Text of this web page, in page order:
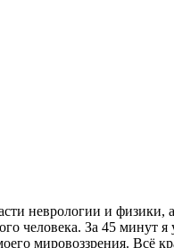
неврологии и
человека. За 45 минут
мировоззрения. Всё